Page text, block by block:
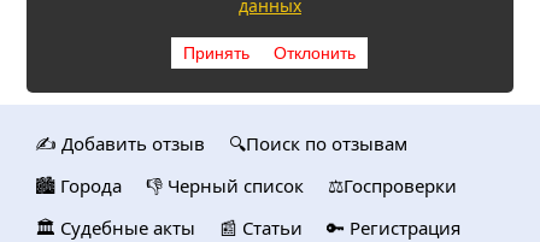
данных
Принять Отклонить
✍️ Добавить отзыв
🔍Поиск по отзывам
🏙️ Городa
👎 Черный список
⚖️Госпроверки
🏛️ Судебные акты
📰 Статьи
🔑 Регистрация